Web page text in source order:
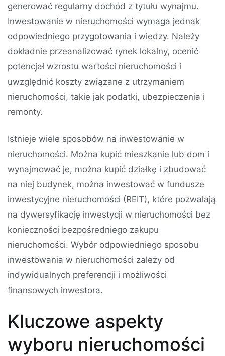
generować regularny dochód z tytułu wynajmu.
Inwestowanie w nieruchomości wymaga jednak
odpowiedniego przygotowania i wiedzy. Należy
dokładnie przeanalizować rynek lokalny, ocenić
potencjał wzrostu wartości nieruchomości i
uwzględnić koszty związane z utrzymaniem
nieruchomości, takie jak podatki, ubezpieczenia i
remonty.
Istnieje wiele sposobów na inwestowanie w
nieruchomości. Można kupić mieszkanie lub dom i
wynajmować je, można kupić działkę i zbudować
na niej budynek, można inwestować w fundusze
inwestycyjne nieruchomości (REIT), które pozwalają
na dywersyfikację inwestycji w nieruchomości bez
konieczności bezpośredniego zakupu
nieruchomości. Wybór odpowiedniego sposobu
inwestowania w nieruchomości zależy od
indywidualnych preferencji i możliwości
finansowych inwestora.
Kluczowe aspekty
wyboru nieruchomości